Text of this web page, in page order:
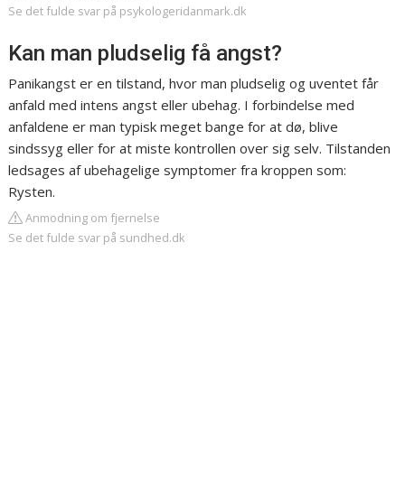
Se det fulde svar på psykologeridanmark.dk
Kan man pludselig få angst?
Panikangst er en tilstand, hvor man pludselig og uventet får
anfald med intens angst eller ubehag. I forbindelse med
anfaldene er man typisk meget bange for at dø, blive
sindssyg eller for at miste kontrollen over sig selv. Tilstanden
ledsages af ubehagelige symptomer fra kroppen som:
Rysten.
Anmodning om fjernelse
Se det fulde svar på sundhed.dk